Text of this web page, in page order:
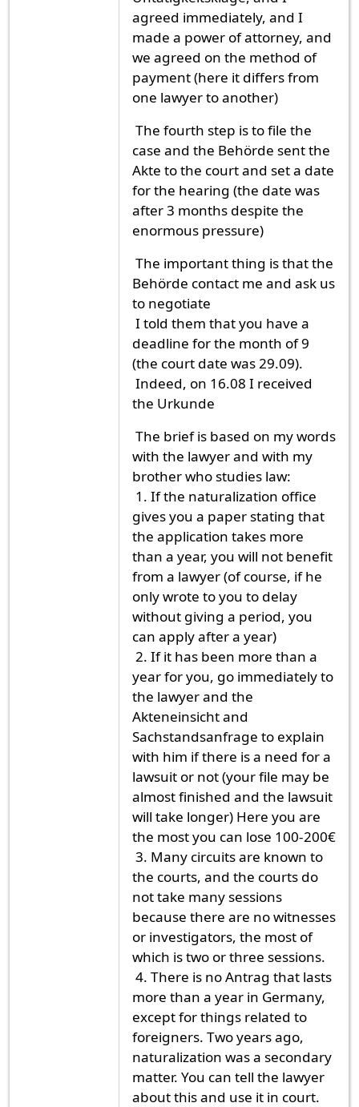
agreed immediately, and I
made a power of attorney, and
we agreed on the method of
payment (here it differs from
one lawyer to another)
The fourth step is to file the
case and the Behörde sent the
Akte to the court and set a date
for the hearing (the date was
after 3 months despite the
enormous pressure)
The important thing is that the
Behörde contact me and ask us
to negotiate
I told them that you have a
deadline for the month of 9
(the court date was 29.09).
Indeed, on 16.08 I received
the Urkunde
The brief is based on my words
with the lawyer and with my
brother who studies law:
1. If the naturalization office
gives you a paper stating that
the application takes more
than a year, you will not benefit
from a lawyer (of course, if he
only wrote to you to delay
without giving a period, you
can apply after a year)
2. If it has been more than a
year for you, go immediately to
the lawyer and the
Akteneinsicht and
Sachstandsanfrage to explain
with him if there is a need for a
lawsuit or not (your file may be
almost finished and the lawsuit
will take longer) Here you are
the most you can lose 100-200€
3. Many circuits are known to
the courts, and the courts do
not take many sessions
because there are no witnesses
or investigators, the most of
which is two or three sessions.
4. There is no Antrag that lasts
more than a year in Germany,
except for things related to
foreigners. Two years ago,
naturalization was a secondary
matter. You can tell the lawyer
about this and use it in court.